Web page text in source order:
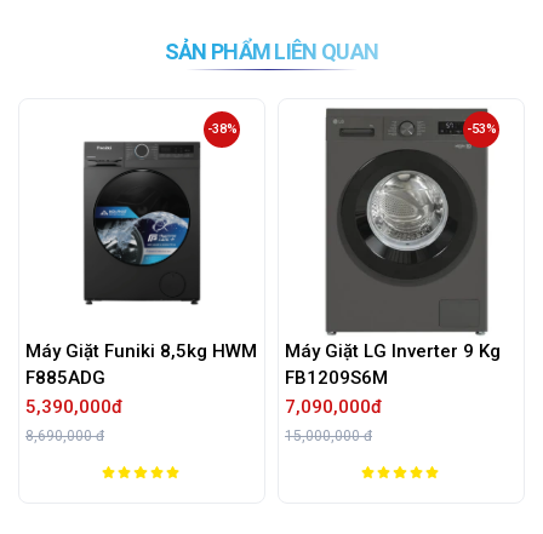
SẢN PHẨM LIÊN QUAN
Máy Giặt Funiki 8,5kg HWM
F885ADG
5,390,000đ
8,690,000 đ
-38%
Máy Giặt LG Inverter 9 Kg
FB1209S6M
7,090,000đ
15,000,000 đ
-53%